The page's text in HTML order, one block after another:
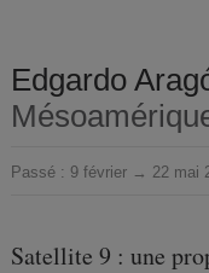
Edgardo
Passé : 9 février → 22 mai
Satellite 9 : une